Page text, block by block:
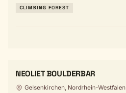
CLIMBING FOREST
NEOLIET BOULDERBAR
Gelsenkirchen, Nordrhein-Westfalen